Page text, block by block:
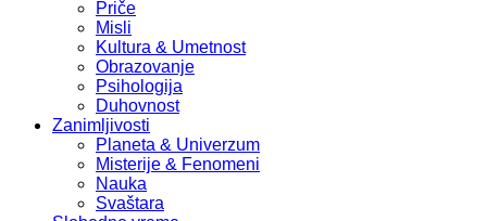
Priče
Misli
Kultura & Umetnost
Obrazovanje
Psihologija
Duhovnost
Zanimljivosti
Planeta & Univerzum
Misterije & Fenomeni
Nauka
Svaštara